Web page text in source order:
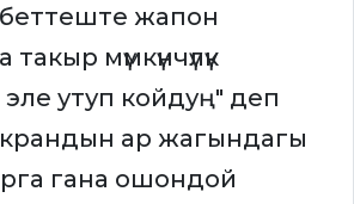
жапон
мүмкүнчүлүк
утуп койдуң" деп
ар жагындагы
гана ошондой